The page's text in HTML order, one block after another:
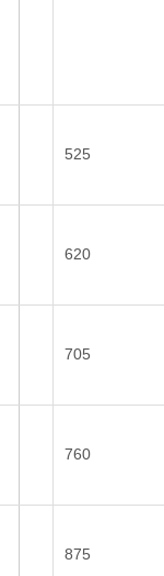
525
620
705
760
875